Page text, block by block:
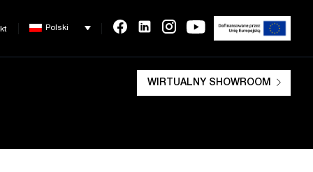
Polski
WIRTUALNY SHOWROOM